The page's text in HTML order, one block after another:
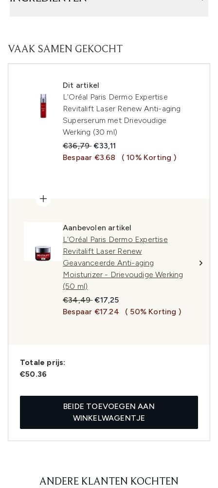
VAAK SAMEN GEKOCHT
Dit artikel
L'Oréal Paris Dermo Expertise
Revitalift Laser Renew Anti-aging
Superserum met Drievoudige
Werking (30 ml)
Recommended Retail Price:
€36,79Huidige prijs:
€33,11
Bespaar €3.68
( 10% Korting )
Aanbevolen artikel
L'Oréal Paris Dermo Expertise
Revitalift Laser Renew
Geavanceerde Anti-aging
Moisturizer - Drievoudige Werking
(50 ml)
Recommended Retail Price:
€34,49Huidige prijs:
€17,25
Bespaar €17.24
( 50% Korting )
Totale prijs:
€50.36
BEIDE TOEVOEGEN AAN
WINKELWAGENTJE
ANDERE KLANTEN KOCHTEN